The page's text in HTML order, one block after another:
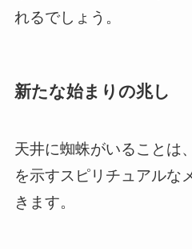
れるでしょう。
新たな始まりの兆し
天井に蜘蛛がいることは、
を示すスピリチュアルな
きます。